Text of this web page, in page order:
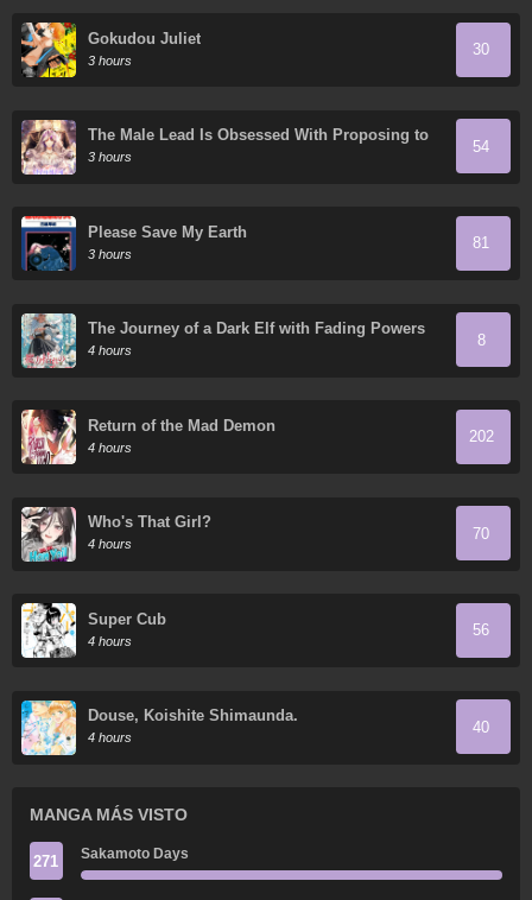
Gokudou Juliet
3 hours
30
The Male Lead Is Obsessed With Proposing to
Me
3 hours
54
Please Save My Earth
3 hours
81
The Journey of a Dark Elf with Fading Powers
4 hours
8
Return of the Mad Demon
4 hours
202
Who's That Girl?
4 hours
70
Super Cub
4 hours
56
Douse, Koishite Shimaunda.
4 hours
40
MANGA MÁS VISTO
271 Sakamoto Days